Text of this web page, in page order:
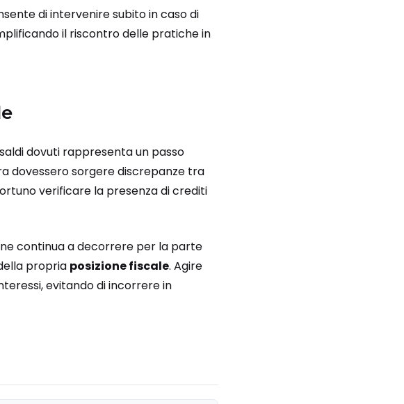
di intervenire subito in caso di
il riscontro delle pratiche in
dovuti rappresenta un passo
dovessero sorgere discrepanze tra
verificare la presenza di crediti
continua a decorrere per la parte
propria posizione fiscale. Agire
evitando di incorrere in